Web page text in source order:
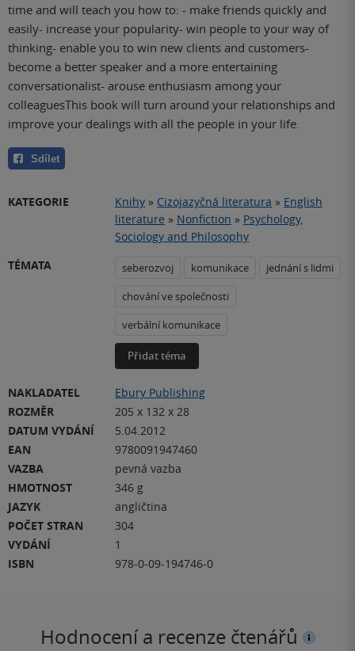
time and will teach you how to: - make friends quickly and
easily- increase your popularity- win people to your way of
thinking- enable you to win new clients and customers-
become a better speaker and a more entertaining
conversationalist- arouse enthusiasm among your
colleaguesThis book will turn around your relationships and
improve your dealings with all the people in your life.
Sdílet
KATEGORIE Knihy » Cizojazyčná literatura » English
literature » Nonfiction » Psychology,
Sociology and Philosophy
TÉMATA
seberozvoj komunikace
jednání s lidmi
chování ve společnosti
verbální komunikace
Přidat téma
NAKLADATEL
Ebury Publishing
ROZMĚR
205 x 132 x 28
DATUM VYDÁNÍ
5.04.2012
EAN
9780091947460
VAZBA
pevná vazba
HMOTNOST
346 g
JAZYK
angličtina
POČET STRAN
304
VYDÁNÍ
1
ISBN
978-0-09-194746-0
Hodnocení a recenze čtenářů